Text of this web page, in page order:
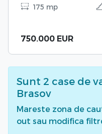
175 mp
750.000 EUR
Sunt 2 case de
Brasov
Mareste zona de
out sau modifica